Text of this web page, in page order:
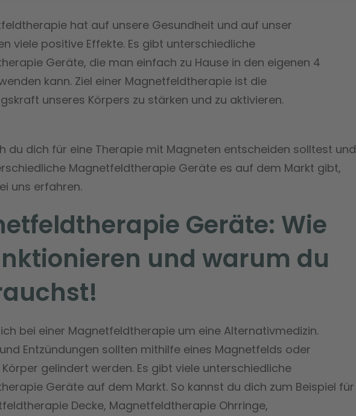
hat auf unsere Gesundheit und auf unser
viele positive Effekte. Es gibt unterschiedliche
Geräte, die man einfach zu Hause in den eigenen 4
kann. Ziel einer Magnetfeldtherapie ist die
unseres Körpers zu stärken und zu aktivieren.
du dich für eine Therapie mit Magneten entscheiden solltest und
Magnetfeldtherapie Geräte es auf dem Markt gibt,
uns erfahren.
Geräte: Wie
und warum du
bei einer Magnetfeldtherapie um eine Alternativmedizin.
Entzündungen sollten mithilfe eines Magnetfelds oder
gelindert werden. Es gibt viele unterschiedliche
Geräte auf dem Markt. So kannst du dich zum Beispiel für
Decke, Magnetfeldtherapie Ohrringe,